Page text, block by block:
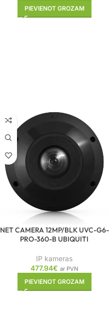
PIEVIENOT GROZAM
NET CAMERA 12MP/BLK UVC-G6-
PRO-360-B UBIQUITI
IP kameras
477.94€ ar PVN
PIEVIENOT GROZAM